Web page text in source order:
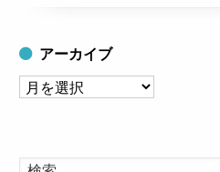
アーカイブ
ア
イ